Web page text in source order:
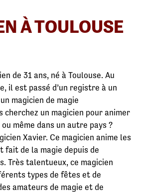
À TOULOUSE
de 31 ans, né à Toulouse. Au
il est passé d’un registre à un
magicien de magie
cherchez un magicien pour animer
même dans un autre pays ?
Xavier. Ce magicien anime les
de la magie depuis de
Très talentueux, ce magicien
types de fêtes et de
amateurs de magie et de